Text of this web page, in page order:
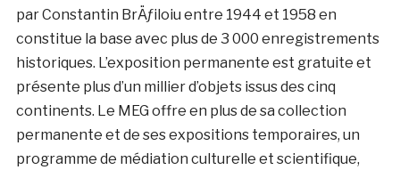
par Constantin BrÄƒiloiu entre 1944 et 1958 en
constitue la base avec plus de 3 000 enregistrements
historiques. L’exposition permanente est gratuite et
présente plus d’un millier d’objets issus des cinq
continents. Le MEG offre en plus de sa collection
permanente et de ses expositions temporaires, un
programme de médiation culturelle et scientifique,